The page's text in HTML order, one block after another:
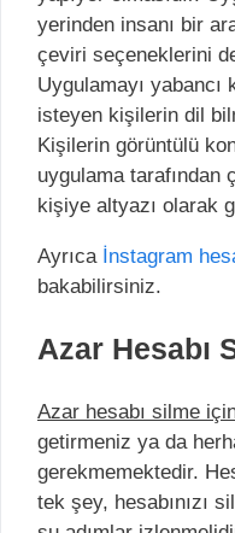
yerinden insanı bir
çeviri seçeneklerini
Uygulamayı yabancı
isteyen kişilerin dil
Kişilerin görüntülü
uygulama tarafından
kişiye altyazı olarak
Ayrıca İnstagram
bakabilirsiniz.
Azar Hesabı
Azar hesabı silme
getirmeniz ya da
gerekmemektedir.
tek şey, hesabınızı